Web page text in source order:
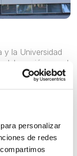
personalizar
de redes
y la Universidad
por el
de
a los
de los
pertenecer al
un año antes de
plaza en la